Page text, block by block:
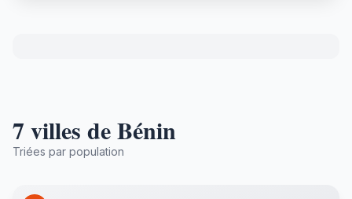
7 villes de Bénin
Triées par population